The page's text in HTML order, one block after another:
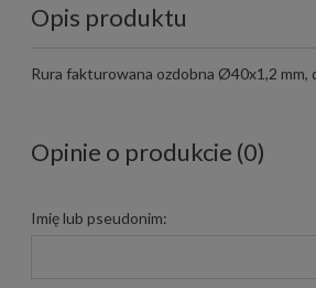
Opis produktu
Rura fakturowana ozdobna Ø40x1,2 mm,
Opinie o produkcie (0)
Imię lub pseudonim: